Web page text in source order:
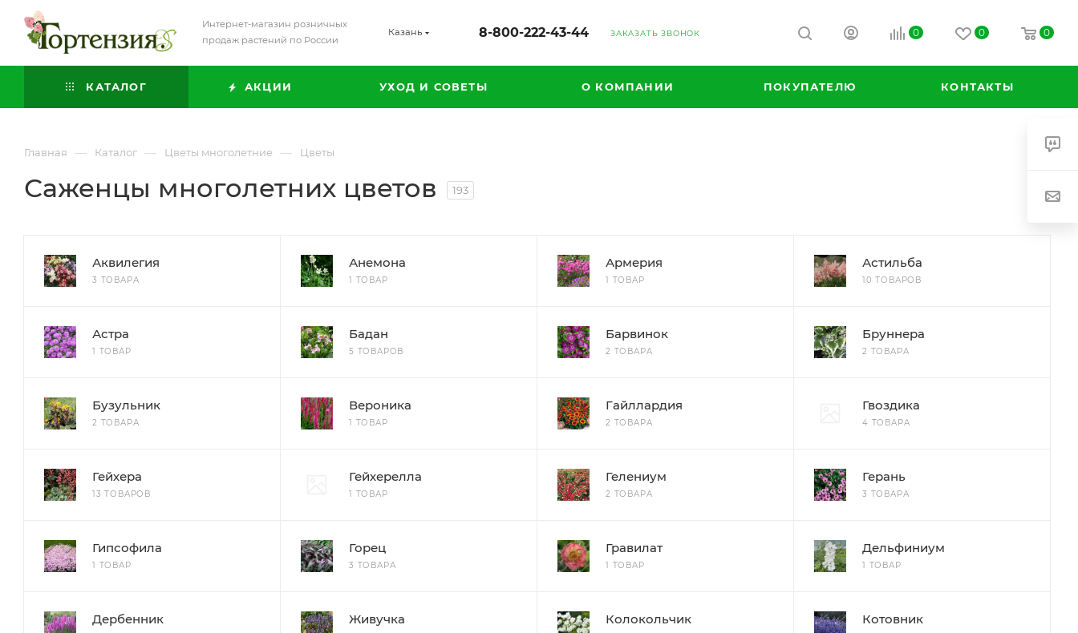
Интернет-магазин розничных
продаж растений по России
Казань 8-800-222-43-44 ЗАКАЗАТЬ ЗВОНОК 0 0 0
КАТАЛОГ АКЦИИ УХОД И СОВЕТЫ О КОМПАНИИ ПОКУПАТЕЛЮ КОНТАКТЫ
Главная — Каталог — Цветы многолетние — Цветы
Саженцы многолетних цветов 193
Аквилегия
3 ТОВАРА
Анемона
1 ТОВАР
Армерия
1 ТОВАР
Астильба
10 ТОВАРОВ
Астра
1 ТОВАР
Бадан
5 ТОВАРОВ
Барвинок
2 ТОВАРА
Бруннера
2 ТОВАРА
Бузульник
2 ТОВАРА
Вероника
1 ТОВАР
Гайллардия
2 ТОВАРА
Гвоздика
4 ТОВАРА
Гейхера
13 ТОВАРОВ
Гейхерелла
1 ТОВАР
Гелениум
2 ТОВАРА
Герань
3 ТОВАРА
Гипсофила
1 ТОВАР
Горец
3 ТОВАРА
Гравилат
1 ТОВАР
Дельфиниум
1 ТОВАР
Дербенник Живучка Колокольчик Котовник